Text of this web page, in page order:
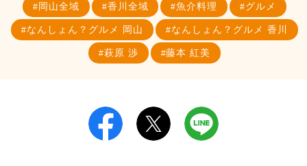
岡山全域 香川全域 魚介料理 グルメ
なんしょん？グルメ 岡山 なんしょん？グルメ 香川
萩原 渉 藤本 紅美